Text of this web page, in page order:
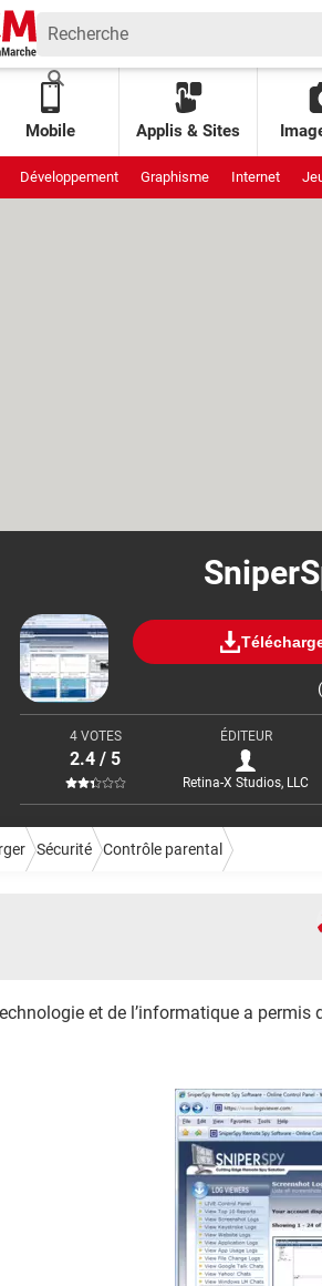
Mobile Applis & Sites
Développement Graphisme Internet
4 VOTES
2.4 / 5
ÉDITEUR
Retina-X Studios, LLC
Sécurité Contrôle parental
et de l’informatique a